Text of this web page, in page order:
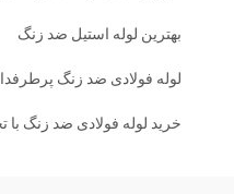
بهترین لوله استیل ضد زنگ
لوله فولادی ضد زنگ
خرید لوله فولادی ضد زنگ با